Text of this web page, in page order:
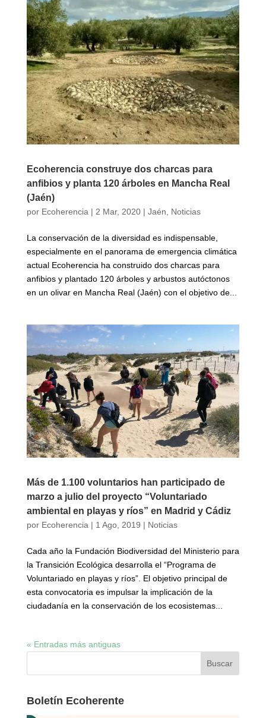
Ecoherencia construye dos charcas para
anfibios y planta 120 árboles en Mancha Real
(Jaén)
por Ecoherencia | 2 Mar, 2020| Jaén Noticias
La conservación de la diversidad es indispensable,
especialmente en el panorama de emergencia climática
actual Ecoherencia ha construido dos charcas para
anfibios y plantado 120 árboles y arbustos autóctonos
en un olivar en Mancha Real (Jaén) con el objetivo de...
Más de 1.100 voluntarios han participado de
marzo a julio del proyecto “Voluntariado
ambiental en playas y ríos” en Madrid y Cádiz
por Ecoherencia | 1 Ago, 2019 | Noticias
Cada año la Fundación Biodiversidad del Ministerio para
la Transición Ecológica desarrolla el “Programa de
Voluntariado en playas y ríos”. El objetivo principal de
esta convocatoria es impulsar la implicación de la
ciudadanía en la conservación de los ecosistemas...
« Entradas más antiguas
Boletín Ecoherente